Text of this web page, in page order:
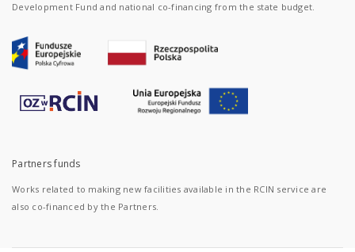
Development Fund and national co-financing from the state budget.
Partners funds
Works related to making new facilities available in the RCIN service are
also co-financed by the Partners.